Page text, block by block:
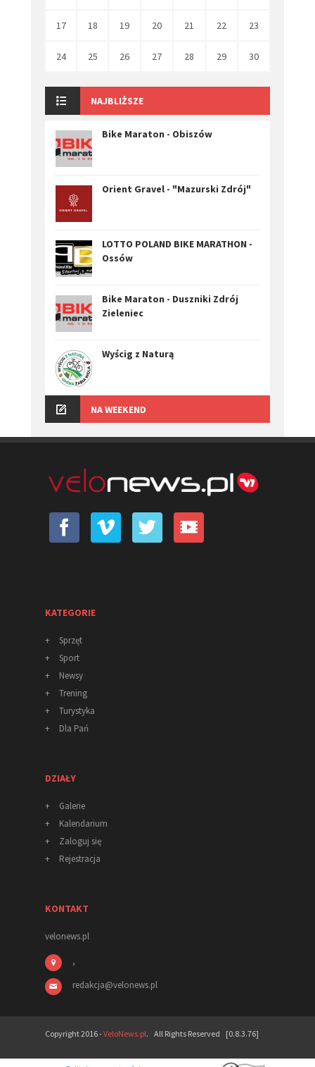
17 18 19 20 21 22 23
24 25 26 27 28 29 30
NAJBLIŻSZE
Bike Maraton - Obiszów
Orient Gravel - "Mazurski Zdrój"
LOTTO POLAND BIKE MARATHON -
Ossów
Bike Maraton - Duszniki Zdrój
Zieleniec
Wyścig z Naturą
NA WEEKEND
KATEGORIE
+
Sprzęt
+
Sport
+
Newsy
+
Trening
+
Turystyka
+
Dla Pań
DZIAŁY
+
Galerie
+
Kalendarium
+
Zaloguj się
+
Rejestracja
KONTAKT
velonews.pl
,
redakcja@velonews.pl
Copyright 2016 -VeloNews.pl. All Rights Reserved [0.8.3.76]